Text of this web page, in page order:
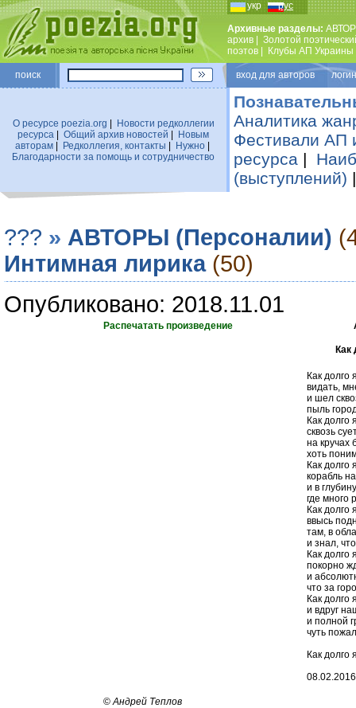
укр рус
Архивные разделы:
архив
Золотой
поэтов
Клубы АП Украины
поиск вход для авторов
О ресурсе poezia.org
Новости редколлегии
ресурса
Общий архив новостей
Новым
авторам| Редколлегия, контакты Нужно|
Благодарности за помощь и сотрудничество
Аналитика
Фестивали АП
ресурса |
(выступлений)
??? » АВТОРЫ (Персоналии)
Интимная лирика (50)
Опубликовано: 2018.11.01
Распечатать произведение
Как
Как долго
видать,
и шел
пыль
Как долго
сквозь
на кручах
хоть
Как долго
корабль
и в
где много
Как долго
ввысь
там, в
и знал,
Как долго
покорно
и
что за
Как долго
и вдруг
и полной
чуть
Как долго
08.02.2016
©Андрей Теплов